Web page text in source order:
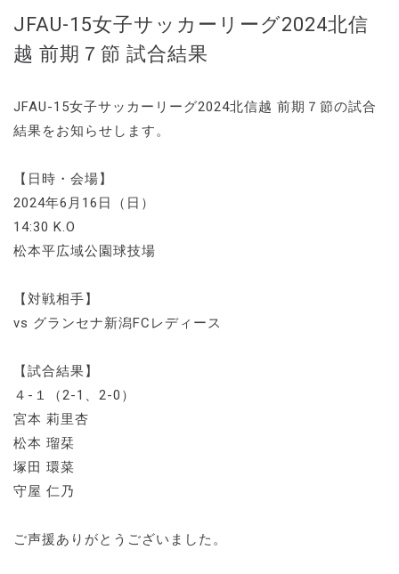
JFAU-15女子サッカーリーグ2024北信
越 前期７節 試合結果
JFAU-15女子サッカーリーグ2024北信越 前期７節の試合
結果をお知らせします。
【日時・会場】
2024年6月16日（日）
14:30 K.O
松本平広域公園球技場
【対戦相手】
vs グランセナ新潟FCレディース
【試合結果】
４-１（2-1、2-0）
宮本 莉里杏
松本 瑠栞
塚田 環菜
守屋 仁乃
ご声援ありがとうございました。